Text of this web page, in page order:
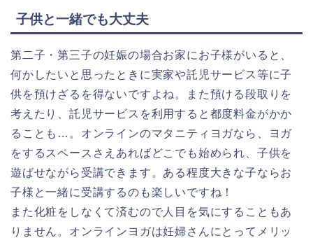
子供と一緒でも大丈夫
第二子・第三子の妊娠の場合お家にお子様がいると、
何かしたいと思ったときに実家や託児サービス等に子
供を預けざるを得ないですよね。また預ける段取りを
考えたり、託児サービスを利用すると都度料金がかか
ることも…。オンラインのマタニティヨガなら、ヨガ
をするスペースさえあればどこでも始められ、子供を
遊ばせながら受講できます。ある程度大きな子ならお
子様と一緒に受講するのも楽しいですね！
また化粧をしなくて済むので人目を気にすることもあ
りません。オンラインヨガは妊婦さんにとってメリッ